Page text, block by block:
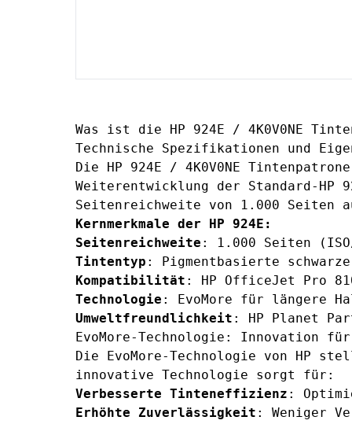
Was ist die HP 924E / 4K0V0NE
Technische Spezifikationen und
Die HP 924E / 4K0V0NE
Weiterentwicklung der Standard-
Seitenreichweite von 1.000 Seiten
Kernmerkmale der HP 924E:
Seitenreichweite : 1.000 Seiten
Tintentyp : Pigmentbasierte
Kompatibilität : HP OfficeJet Pro
Technologie : EvoMore für längere
Umweltfreundlichkeit : HP Planet
EvoMore-Technologie: Innovation
Die EvoMore-Technologie von HP
innovative Technologie sorgt für:
Verbesserte Tinteneffizienz :
Erhöhte Zuverlässigkeit : Weniger